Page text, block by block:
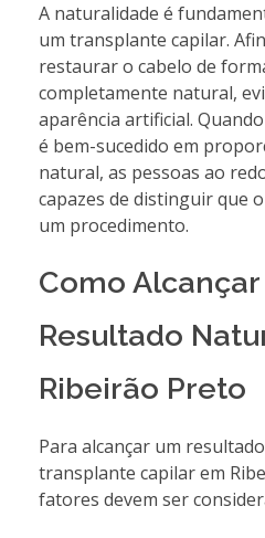
A naturalidade é
um transplante capilar.
restaurar o cabelo de
completamente natural,
aparência artificial.
é bem-sucedido em
natural, as pessoas ao
capazes de distinguir que
um procedimento.
Como
Resultado
Ribeirão Preto
Para alcançar um
transplante capilar em
fatores devem ser